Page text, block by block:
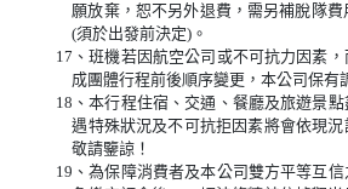
願放棄，恕不另外退費，需另補脫隊
(須於出發前決定)。
17、班機若因航空公司或不可抗力因素
成團體行程前後順序變更，本公司保有
18、本行程住宿、交通、餐廳及旅遊景
遇特殊狀況及不可抗拒因素將會依現況
敬請鑒諒！
19、為保障消費者及本公司雙方平等互